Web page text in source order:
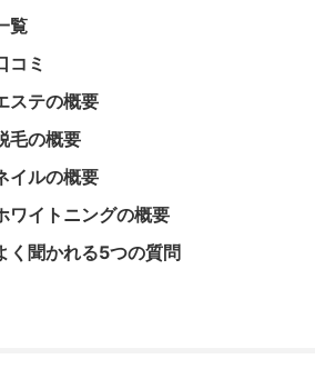
覧
コミ
ステの概要
毛の概要
イルの概要
ワイトニングの概要
く聞かれる5つの質問